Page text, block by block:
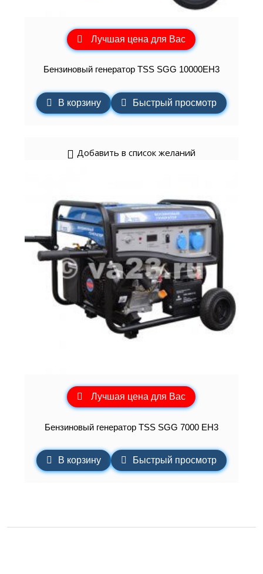
Лучшая цена для Вас
Бензиновый генератор TSS SGG 10000EH3
В корзину Быстрый просмотр
Добавить в список желаний
Лучшая цена для Вас
Бензиновый генератор TSS SGG 7000 EH3
В корзину Быстрый просмотр